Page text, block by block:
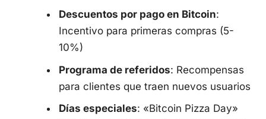
Descuentos por pago en Bitcoin:
Incentivo para primeras compras (5-
10%)
Programa de referidos: Recompensas
para clientes que traen nuevos usuarios
Días especiales: «Bitcoin Pizza Day»